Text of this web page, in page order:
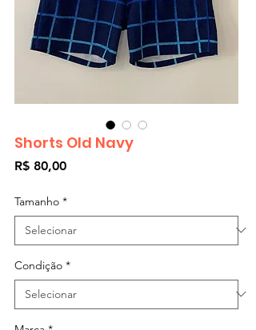
Shorts Old Navy
R$ 80,00Preço
Tamanho *
Condição *